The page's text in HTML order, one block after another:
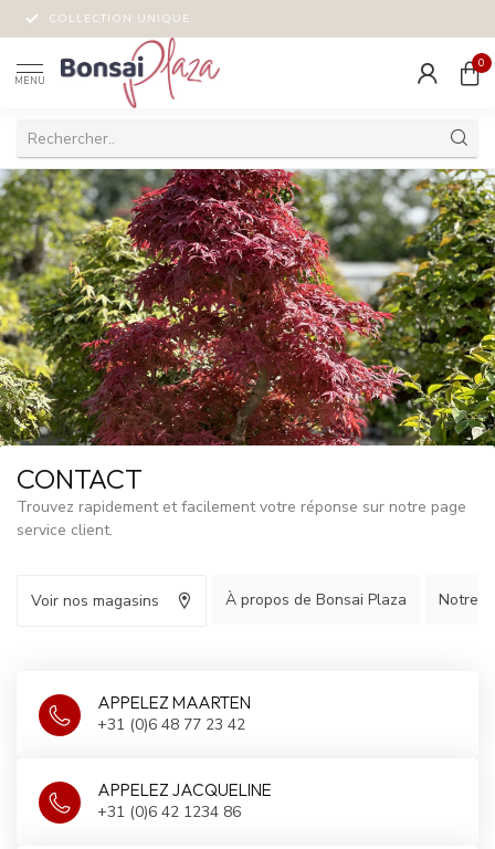
COLLECTION UNIQUE
MENU
0
CONTACT
Trouvez rapidement et facilement votre réponse sur notre page
service client.
Voir nos magasins À propos de Bonsai Plaza Notre
APPELEZ MAARTEN
+31 (0)6 48 77 23 42
APPELEZ JACQUELINE
+31 (0)6 42 1234 86